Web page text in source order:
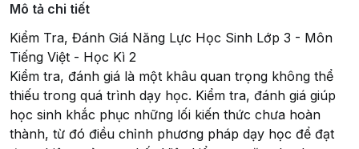
Mô tả chi tiết
Kiểm Tra, Đánh Giá Năng Lực Học Sinh Lớp 3 - Môn
Tiếng Việt - Học Kì 2
Kiểm tra, đánh giá là một khâu quan trọng không thể
thiếu trong quá trình dạy học. Kiểm tra, đánh giá giúp
học sinh khắc phục những lối kiến thức chưa hoàn
thành, từ đó điều chỉnh phương pháp dạy học để đạt